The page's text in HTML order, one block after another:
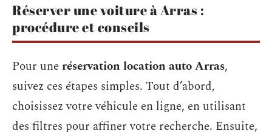
Réserver une voiture à Arras :
procédure et conseils
Pour uneréservation location auto Arras,
suivez ces étapes simples. Tout d’abord,
choisissez votre véhicule en ligne, en utilisant
des filtres pour affiner votre recherche. Ensuite,